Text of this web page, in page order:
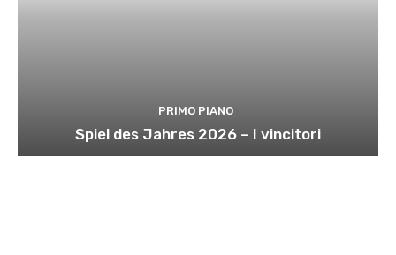
PRIMO PIANO
Spiel des Jahres 2026 – I vincitori